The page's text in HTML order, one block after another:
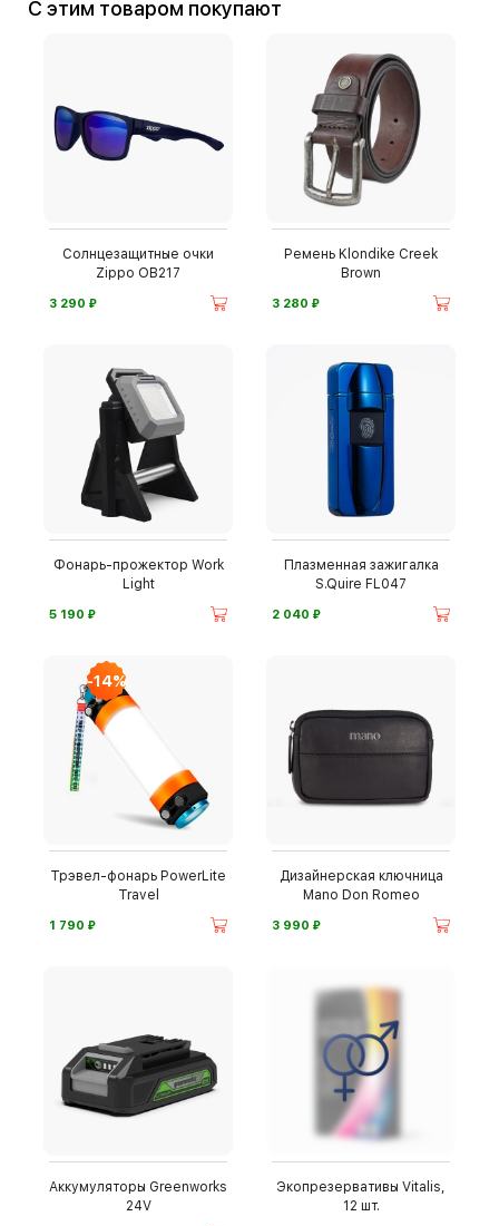
С этим товаром покупают
Солнцезащитные очки
Zippo OB217
3 290 ⃏
Ремень Klondike Creek
Brown
3 280 ⃏
Фонарь-прожектор Work
Light
5 190 ⃏
Плазменная зажигалка
S.Quire FL047
2 040 ⃏
-14%
Трэвел-фонарь PowerLite
Travel
1 790 ⃏
Дизайнерская ключница
Mano Don Romeo
3 990 ⃏
Аккумуляторы Greenworks
24V
Экопрезервативы Vitalis,
12 шт.